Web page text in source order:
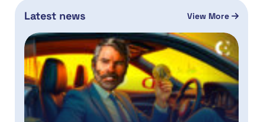
Latest news View More